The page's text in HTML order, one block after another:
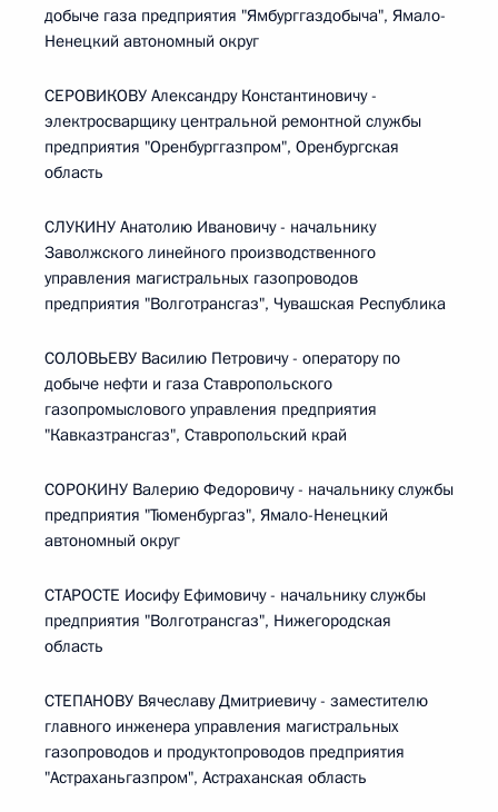
добыче газа предприятия "Ямбурггаздобыча", Ямало-
Ненецкий автономный округ
СЕРОВИКОВУ Александру Константиновичу -
электросварщику центральной ремонтной службы
предприятия "Оренбурггазпром", Оренбургская
область
СЛУКИНУ Анатолию Ивановичу - начальнику
Заволжского линейного производственного
управления магистральных газопроводов
предприятия "Волготрансгаз", Чувашская Республика
СОЛОВЬЕВУ Василию Петровичу - оператору по
добыче нефти и газа Ставропольского
газопромыслового управления предприятия
"Кавказтрансгаз", Ставропольский край
СОРОКИНУ Валерию Федоровичу - начальнику службы
предприятия "Тюменбургаз", Ямало-Ненецкий
автономный округ
СТАРОСТЕ Иосифу Ефимовичу - начальнику службы
предприятия "Волготрансгаз", Нижегородская
область
СТЕПАНОВУ Вячеславу Дмитриевичу - заместителю
главного инженера управления магистральных
газопроводов и продуктопроводов предприятия
"Астраханьгазпром", Астраханская область